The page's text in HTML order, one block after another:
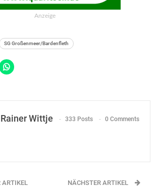
Anzeige
SG Großenmeer/Bardenfleth
Rainer Wittje 333 Posts 0 Comments
ARTIKEL NÄCHSTER ARTIKEL